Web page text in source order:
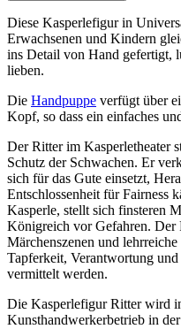
Diese Kasperlefigur in
Erwachsenen und Kindern
ins Detail von Hand gefertigt,
lieben.
Die Handpuppe verfügt über
Kopf, so dass ein einfaches
Der Ritter im Kasperletheater
Schutz der Schwachen. Er
sich für das Gute einsetzt,
Entschlossenheit für Fairness
Kasperle, stellt sich finsteren
Königreich vor Gefahren. Der
Märchenszenen und
Tapferkeit, Verantwortung
vermittelt werden.
Die Kasperlefigur Ritter wird
Kunsthandwerkerbetrieb in